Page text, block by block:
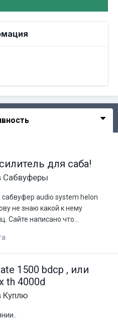
для саба!
Сабвуферы
audio system helon
не знаю какой к нему
Сайте написано что...
1500 bdcp , или
th 4000d
Куплю